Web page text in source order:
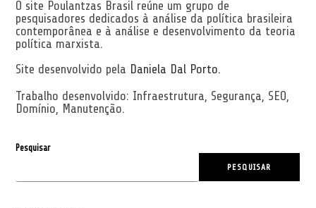
O site Poulantzas Brasil reúne um grupo de
pesquisadores dedicados à análise da política brasileira
contemporânea e à análise e desenvolvimento da teoria
política marxista.
Site desenvolvido pela Daniela Dal Porto.
Trabalho desenvolvido: Infraestrutura, Segurança, SEO,
Domínio, Manutenção.
Pesquisar
PESQUISAR